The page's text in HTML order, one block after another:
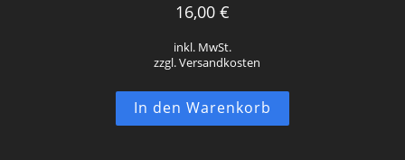
16,00 €
inkl. MwSt.
zzgl. Versandkosten
In den Warenkorb